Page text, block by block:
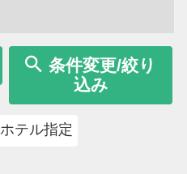
条件変更/絞り
込み
ホテル指定